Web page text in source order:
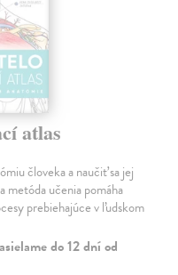
atlas
človeka a naučiť sa jej
metóda učenia pomáha
prebiehajúce v ľudskom
do 12 dní od